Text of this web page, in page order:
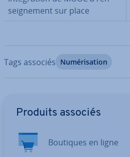
seig­ne­ment sur place
Tags associés Nu­mé­ri­sa­tion
Produits associés
Boutiques en ligne